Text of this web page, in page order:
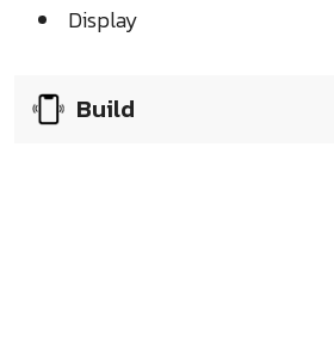
Display
Build